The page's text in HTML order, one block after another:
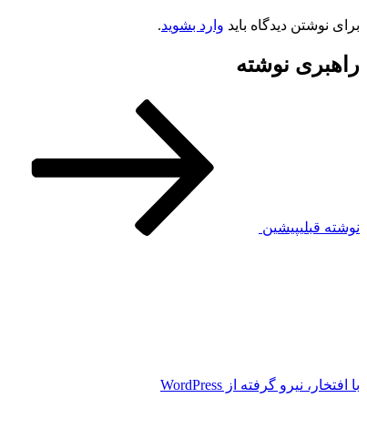
برای نوشتن دیدگاه باید وارد بشوید.
راهبری نوشته
نوشته قبلیپیشین
با افتخار، نیرو گرفته از WordPress